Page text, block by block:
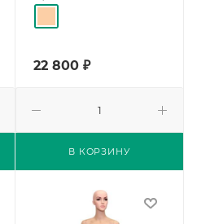
В КОРЗИНУ
22 800₽